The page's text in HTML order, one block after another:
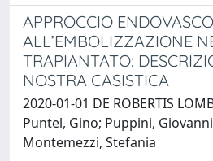
APPROCCIO
ALL’EMBOLIZZAZIONE
TRAPIANTATO:
NOSTRA CASISTICA
2020-01-01 DE ROBERTIS
Puntel, Gino; Puppini,
Montemezzi, Stefania